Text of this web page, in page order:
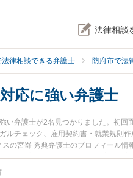
法律相談
法律相談できる弁護士 防府市で法
応に強い弁護士
い弁護士が2名見つかりました。初
ルチェック、雇用契約書・就業規則
の宮嵜 秀典弁護士のプロフィール
不祥事対応のトラブル解決の実績豊
んにおすすめです。